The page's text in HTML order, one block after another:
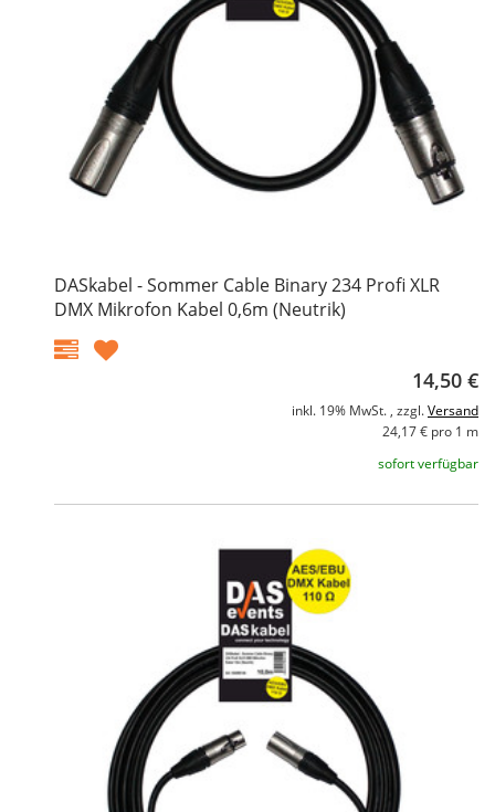
DASkabel - Sommer Cable Binary 234 Profi XLR
DMX Mikrofon Kabel 0,6m (Neutrik)
14,50 €
inkl. 19% MwSt. , zzgl. Versand
24,17 € pro 1 m
sofort verfügbar